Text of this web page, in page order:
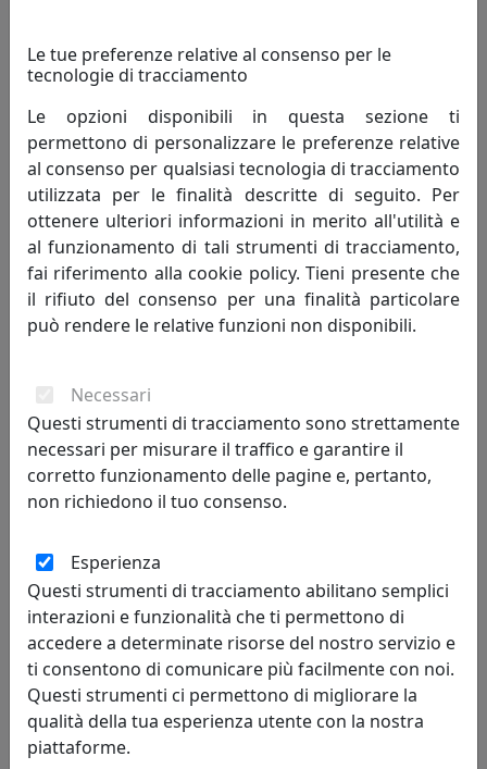
MemeDesign
334,00 €
TAVOLINO WAY SOFA H50 IN METALLO CT11050-14 ZUCCA
Le tue preferenze relative al consenso per le
tecnologie di tracciamento
Le opzioni disponibili in questa sezione ti
permettono di personalizzare le preferenze relative
al consenso per qualsiasi tecnologia di tracciamento
utilizzata per le finalità descritte di seguito. Per
ottenere ulteriori informazioni in merito all'utilità e
al funzionamento di tali strumenti di tracciamento,
fai riferimento alla cookie policy. Tieni presente che
il rifiuto del consenso per una finalità particolare
può rendere le relative funzioni non disponibili.
Necessari
Questi strumenti di tracciamento sono strettamente
necessari per misurare il traffico e garantire il
corretto funzionamento delle pagine e, pertanto,
non richiedono il tuo consenso.
Esperienza
Questi strumenti di tracciamento abilitano semplici
interazioni e funzionalità che ti permettono di
accedere a determinate risorse del nostro servizio e
ti consentono di comunicare più facilmente con noi.
Questi strumenti ci permettono di migliorare la
qualità della tua esperienza utente con la nostra
piattaforme.